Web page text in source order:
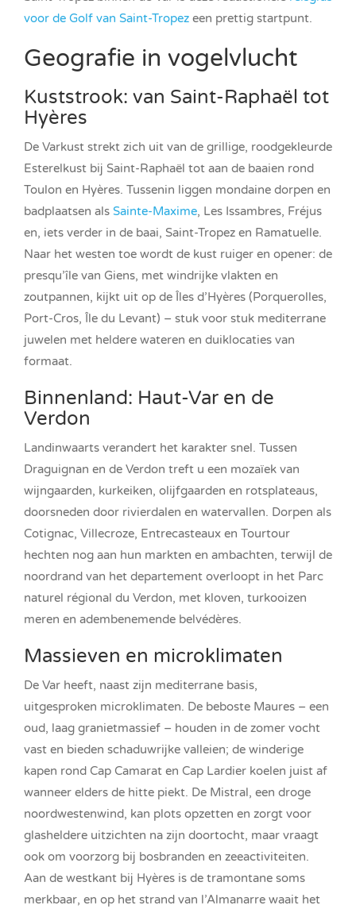
voor de Golf van Saint-Tropez een prettig startpunt.
Geografie in vogelvlucht
Kuststrook: van Saint-Raphaël tot
Hyères
De Varkust strekt zich uit van de grillige, roodgekleurde
Esterelkust bij Saint-Raphaël tot aan de baaien rond
Toulon en Hyères. Tussenin liggen mondaine dorpen en
badplaatsen als Sainte-Maxime, Les Issambres, Fréjus
en, iets verder in de baai, Saint-Tropez en Ramatuelle.
Naar het westen toe wordt de kust ruiger en opener: de
presqu’île van Giens, met windrijke vlakten en
zoutpannen, kijkt uit op de Îles d’Hyères (Porquerolles,
Port-Cros, Île du Levant) – stuk voor stuk mediterrane
juwelen met heldere wateren en duiklocaties van
formaat.
Binnenland: Haut-Var en de
Verdon
Landinwaarts verandert het karakter snel. Tussen
Draguignan en de Verdon treft u een mozaïek van
wijngaarden, kurkeiken, olijfgaarden en rotsplateaus,
doorsneden door rivierdalen en watervallen. Dorpen als
Cotignac, Villecroze, Entrecasteaux en Tourtour
hechten nog aan hun markten en ambachten, terwijl de
noordrand van het departement overloopt in het Parc
naturel régional du Verdon, met kloven, turkooizen
meren en adembenemende belvédères.
Massieven en microklimaten
De Var heeft, naast zijn mediterrane basis,
uitgesproken microklimaten. De beboste Maures – een
oud, laag granietmassief – houden in de zomer vocht
vast en bieden schaduwrijke valleien; de winderige
kapen rond Cap Camarat en Cap Lardier koelen juist af
wanneer elders de hitte piekt. De Mistral, een droge
noordwestenwind, kan plots opzetten en zorgt voor
glasheldere uitzichten na zijn doortocht, maar vraagt
ook om voorzorg bij bosbranden en zeeactiviteiten.
Aan de westkant bij Hyères is de tramontane soms
merkbaar, en op het strand van l’Almanarre waait het